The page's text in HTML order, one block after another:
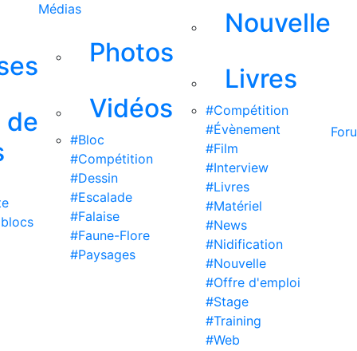
de
Médias
Photos
Vidéos
#Bloc
#Compétition
#Dessin
#Escalade
#Falaise
#Faune-Flore
#Paysages
Nouvelle
Livres
#Compétition
#Évènement
#Film
#Interview
#Livres
#Matériel
#News
#Nidification
#Nouvelle
#Offre d'emploi
#Stage
#Training
#Web